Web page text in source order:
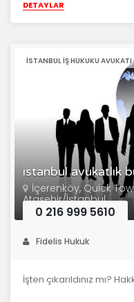
DETAYLAR
istanbul avukatlık
ISTANBUL IŞ HUKUKU
İçerenköy, Quick
Ataşehir/İstanbul
0 216 999 5610
Fidelis Hukuk
İşten çıkarıldınız mı?